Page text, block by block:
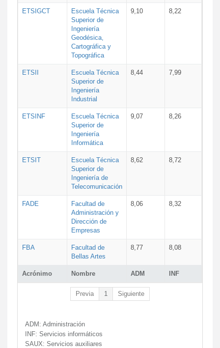
Acrónimo Nombre ADM INF
ETSIGCT
Escuela Técnica
Superior de
Ingeniería
Geodésica,
Cartográfica y
Topográfica
9,10 8,22
ETSII
Escuela Técnica
Superior de
Ingeniería
Industrial
8,44 7,99
ETSINF
Escuela Técnica
Superior de
Ingeniería
Informática
9,07 8,26
ETSIT
Escuela Técnica
Superior de
Ingeniería de
Telecomunicación
8,62 8,72
FADE
Facultad de
Administración y
Dirección de
Empresas
8,06 8,32
FBA
Facultad de
Bellas Artes
8,77 8,08
Previa 1 Siguiente
ADM: Administración
INF: Servicios informáticos
SAUX: Servicios auxiliares